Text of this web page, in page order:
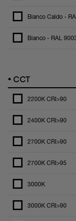
Bianco Caldo -
Bianco - RAL
• CCT
2200K CRI>90
2400K CRI>90
2700K CRI>90
2700K CRI>95
3000K
3000K CRI>90